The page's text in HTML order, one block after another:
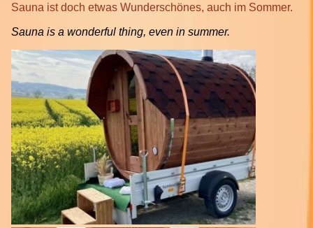
Sauna ist doch etwas Wunderschönes, auch im Sommer.
Sauna is a wonderful thing, even in summer.